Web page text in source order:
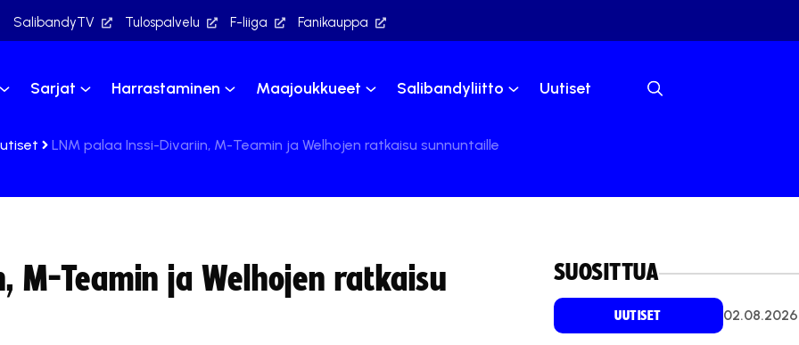
SalibandyTV Tulospalvelu F-liiga Fanikauppa
Sarjat Harrastaminen Maajoukkueet Salibandyliitto Uutiset
LNM palaa Inssi-Divariin, M-Teamin ja Welhojen ratkaisu sunnuntaille
M-Teamin ja Welhojen ratkaisu
SUOSITTUA
UUTISET 02.08.2026